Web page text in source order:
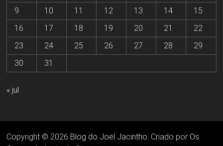
9
10 11 12 13 14
15
16
17 18 19 20 21
22
23
24 25 26 27 28
29
30
31
« jul
Copyright © 2026 Blog do Joel Jacintho. Criado por Os